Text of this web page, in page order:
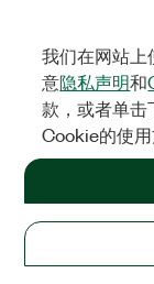
印刷电路板尺寸
权重
I/O连接器
我们在网站
意隐私声明和
款，或者单击
Cookie的使用